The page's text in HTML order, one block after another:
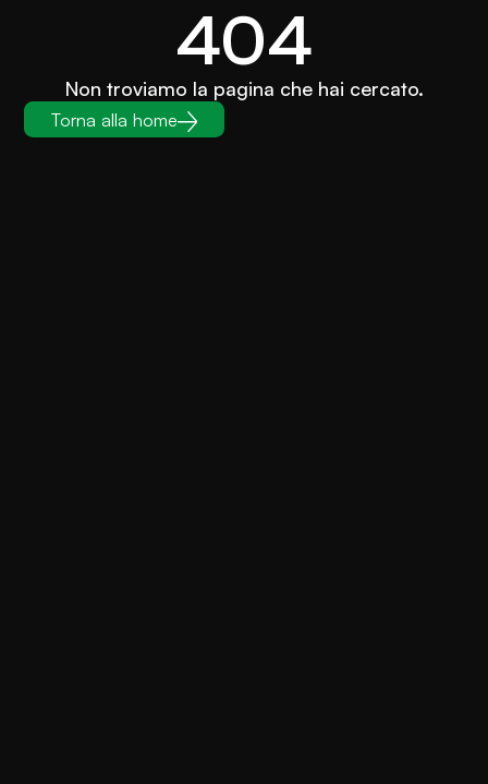
404
Non troviamo la pagina che hai cercato.
Torna alla home